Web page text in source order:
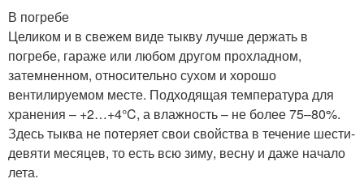
В погребе
Целиком и в свежем виде тыкву лучше держать в
погребе, гараже или любом другом прохладном,
затемненном, относительно сухом и хорошо
вентилируемом месте. Подходящая температура для
хранения – +2…+4°C, а влажность – не более 75–80%.
Здесь тыква не потеряет свои свойства в течение шести-
девяти месяцев, то есть всю зиму, весну и даже начало
лета.